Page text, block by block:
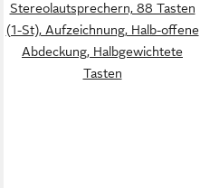
Stereolautsprechern, 88 Tasten
(1-St), Aufzeichnung, Halb-offene
Abdeckung, Halbgewichtete
Tasten